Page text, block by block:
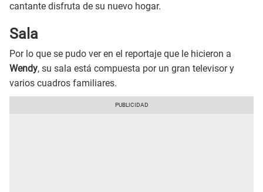
cantante disfruta de su nuevo hogar.
Sala
Por lo que se pudo ver en el reportaje que le hicieron a
Wendy, su sala está compuesta por un gran televisor y
varios cuadros familiares.